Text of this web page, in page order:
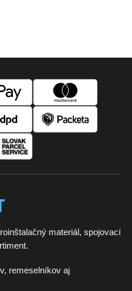
materiál, spojovací
remeselníkov aj